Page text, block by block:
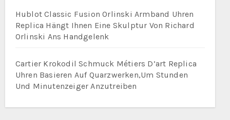
Hublot Classic Fusion Orlinski Armband Uhren
Replica Hängt Ihnen Eine Skulptur Von Richard
Orlinski Ans Handgelenk
Cartier Krokodil Schmuck Métiers D’art Replica
Uhren Basieren Auf Quarzwerken,Um Stunden
Und Minutenzeiger Anzutreiben